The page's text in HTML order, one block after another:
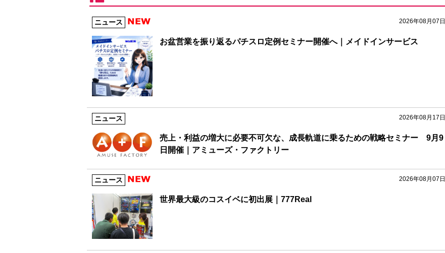
2026年08月07日
ニュース
お盆営業を振り返るパチスロ定例セミナー開催へ｜メイドインサービス
2026年08月17日
ニュース
売上・利益の増大に必要不可欠な、成長軌道に乗るための戦略セミナー 9月9
日開催｜アミューズ・ファクトリー
2026年08月07日
ニュース
世界最大級のコスイベに初出展｜777Real